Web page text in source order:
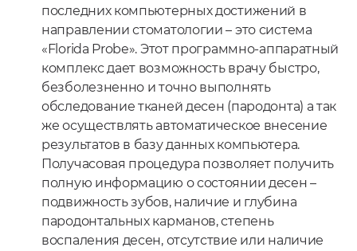
последних компьютерных достижений в
направлении стоматологии – это система
«Florida Probe». Этот программно-аппаратный
комплекс дает возможность врачу быстро,
безболезненно и точно выполнять
обследование тканей десен (пародонта) а так
же осуществлять автоматическое внесение
результатов в базу данных компьютера.
Получасовая процедура позволяет получить
полную информацию о состоянии десен –
подвижность зубов, наличие и глубина
пародонтальных карманов, степень
воспаления десен, отсутствие или наличие